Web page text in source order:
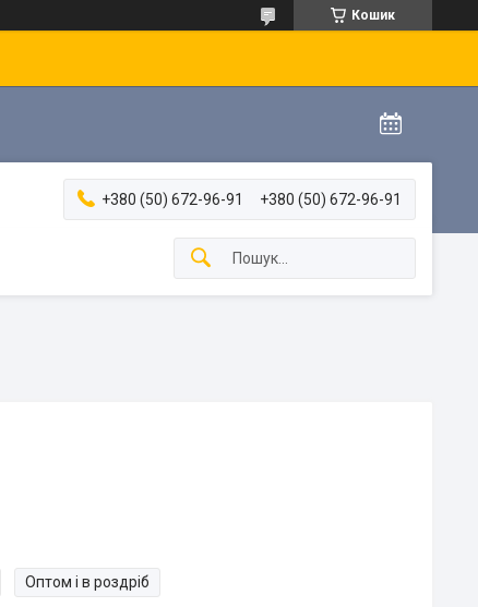
Кошик
+380 (50) 672-96-91 +380 (50) 672-96-91
Оптом і в роздріб